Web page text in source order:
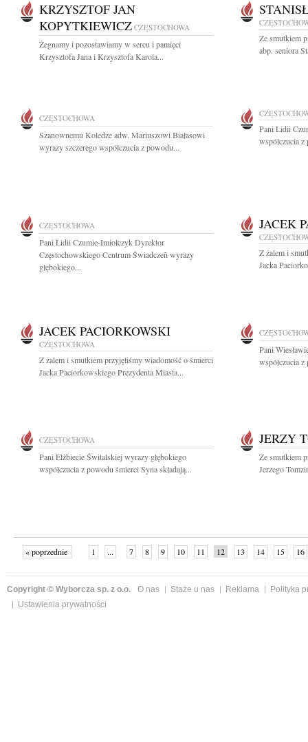
KRZYSZTOF JAN
KOPYTKIEWICZ CZĘSTOCHOWA
Żegnamy i pozostawiamy w sercu i pamięci
Krzysztofa Jana i Krzysztofa Karola...
Ze smutkiem
abp. seniora
CZĘSTOCHOWA
Szanownemu Koledze adw. Mariuszowi Białasowi
wyrazy szczerego współczucia z powodu...
Pani Lidii
współczucia
CZĘSTOCHOWA
Pani Lidii Czumie-Imiołczyk Dyrektor
Częstochowskiego Centrum Świadczeñ wyrazy
głębokiego...
JACEK
Z żalem i
Jacka
JACEK PACIORKOWSKI
CZĘSTOCHOWA
Z żalem i smutkiem przyjęliśmy wiadomość o śmierci
Jacka Paciorkowskiego Prezydenta Miasta...
Pani
współczucia
CZĘSTOCHOWA
Pani Elżbiecie Świtalskiej wyrazy głębokiego
współczucia z powodu śmierci Syna składają...
JERZY
Ze smutkiem
Jerzego
« poprzednie 1 ... 7 8 9 10 11 12 13 14 15 16
Copyright © Wyborcza sp. z o.o. O nas Staże u nas Reklama
Polityka
Ustawienia prywatności